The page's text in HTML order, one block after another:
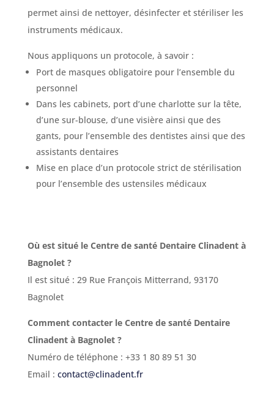
permet ainsi de nettoyer, désinfecter et stériliser les
instruments médicaux.
Nous appliquons un protocole, à savoir :
Port de masques obligatoire pour l’ensemble du
personnel
Dans les cabinets, port d’une charlotte sur la tête,
d’une sur-blouse, d’une visière ainsi que des
gants, pour l’ensemble des dentistes ainsi que des
assistants dentaires
Mise en place d’un protocole strict de stérilisation
pour l’ensemble des ustensiles médicaux
Où est situé le Centre de santé Dentaire Clinadent à
Bagnolet ?
Il est situé : 29 Rue François Mitterrand, 93170
Bagnolet
Comment contacter le Centre de santé Dentaire
Clinadent à Bagnolet ?
Numéro de téléphone : +33 1 80 89 51 30
Email : contact@clinadent.fr